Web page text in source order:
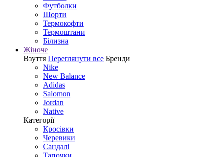
Футболки
Шорти
Термокофти
Термоштани
Білизна
Жіноче
Взуття Переглянути все Бренди
Nike
New Balance
Adidas
Salomon
Jordan
Native
Категорії
Кросівки
Черевики
Сандалі
Tапочки